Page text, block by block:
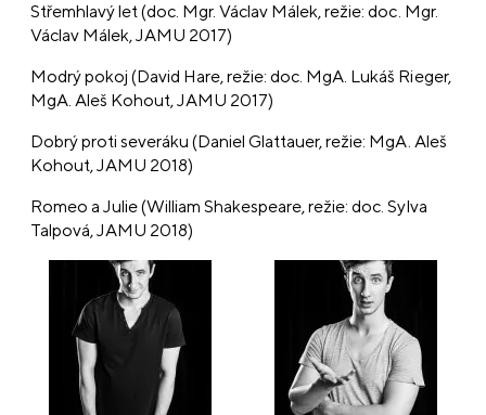
Střemhlavý let (doc. Mgr. Václav Málek, režie: doc. Mgr.
Václav Málek, JAMU 2017)
Modrý pokoj (David Hare, režie: doc. MgA. Lukáš Rieger,
MgA. Aleš Kohout, JAMU 2017)
Dobrý proti severáku (Daniel Glattauer, režie: MgA. Aleš
Kohout, JAMU 2018)
Romeo a Julie (William Shakespeare, režie: doc. Sylva
Talpová, JAMU 2018)